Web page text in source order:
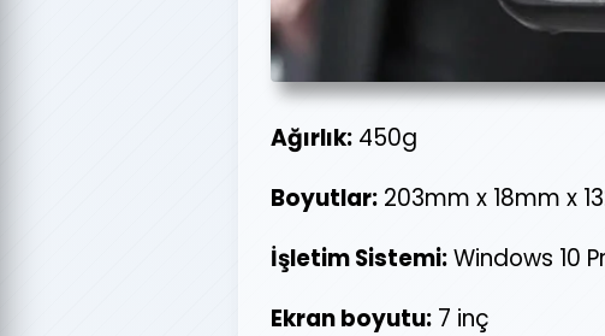
Ağırlık: 450g
Boyutlar: 203mm x 18mm x
İşletim Sistemi:Windows 10
Ekran boyutu: 7 inç